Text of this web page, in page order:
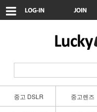
중고 DSLR 중고렌즈